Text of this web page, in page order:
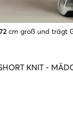
cm groß und trägt
KNIT -